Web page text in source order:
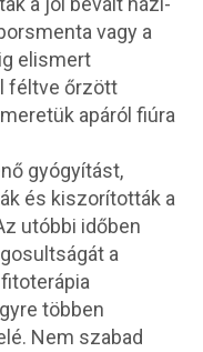
vagy a
elismert
féltve őrzött
apáról fiúra
gyógyítást,
és kiszorították a
utóbbi időben
a
többen
Nem szabad